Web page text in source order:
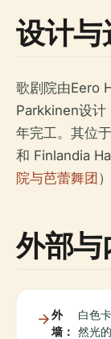
设计与
歌剧院由Eero
Parkkinen设计
年完工。其位
和 Finlandia
院与芭蕾舞团
外部
外
墙：
白色
然光